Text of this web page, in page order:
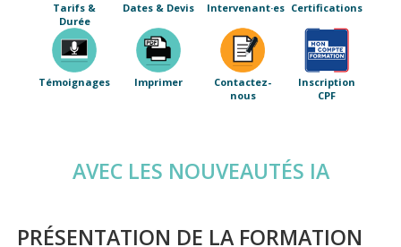
Tarifs &
Durée
Dates & Devis Intervenant·es Certifications
Témoignages Imprimer
Contactez-
nous
Inscription
CPF
AVEC LES NOUVEAUTÉS IA
PRÉSENTATION DE LA FORMATION